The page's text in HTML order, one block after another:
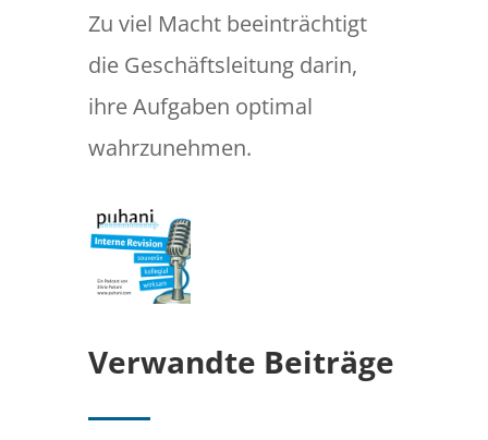
Zu viel Macht beeinträchtigt
die Geschäftsleitung darin,
ihre Aufgaben optimal
wahrzunehmen.
Verwandte Beiträge